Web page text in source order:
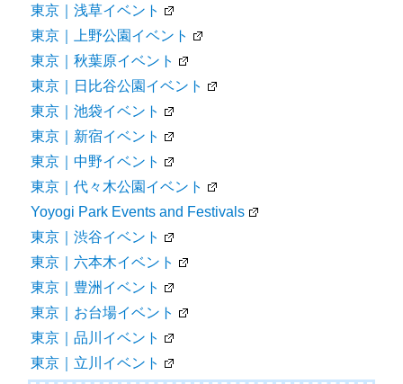
東京｜浅草イベント
東京｜上野公園イベント
東京｜秋葉原イベント
東京｜日比谷公園イベント
東京｜池袋イベント
東京｜新宿イベント
東京｜中野イベント
東京｜代々木公園イベント
Yoyogi Park Events and Festivals
東京｜渋谷イベント
東京｜六本木イベント
東京｜豊洲イベント
東京｜お台場イベント
東京｜品川イベント
東京｜立川イベント